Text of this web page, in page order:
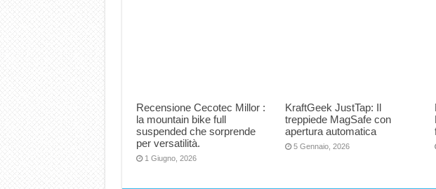
Recensione Cecotec Millor :
la mountain bike full
suspended che sorprende
per versatilità.
1 Giugno, 2026
KraftGeek JustTap: Il
treppiede MagSafe con
apertura automatica
5 Gennaio, 2026